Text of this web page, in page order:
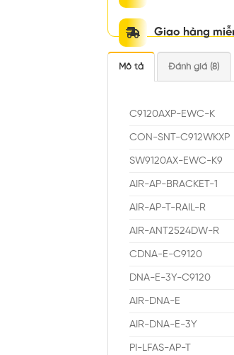
Giao hàng
Mô tả Đánh giá (8)
C9120AXP-EWC-K
CON-SNT-C912WKXP
SW9120AX-EWC-K9
AIR-AP-BRACKET-1
AIR-AP-T-RAIL-R
AIR-ANT2524DW-R
CDNA-E-C9120
DNA-E-3Y-C9120
AIR-DNA-E
AIR-DNA-E-3Y
PI-LFAS-AP-T